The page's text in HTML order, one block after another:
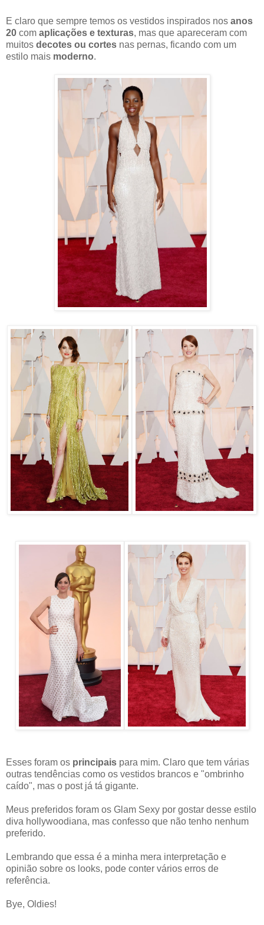
E claro que sempre temos os vestidos inspirados nos anos
20 com aplicações e texturas, mas que apareceram com
muitos decotes ou cortes nas pernas, ficando com um
estilo mais moderno.
Esses foram os principais para mim. Claro que tem várias
outras tendências como os vestidos brancos e "ombrinho
caído", mas o post já tá gigante.
Meus preferidos foram os Glam Sexy por gostar desse estilo
diva hollywoodiana, mas confesso que não tenho nenhum
preferido.
Lembrando que essa é a minha mera interpretação e
opinião sobre os looks, pode conter vários erros de
referência.
Bye, Oldies!